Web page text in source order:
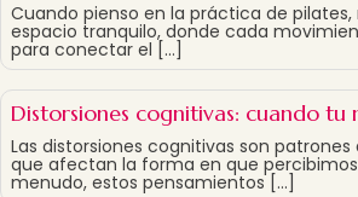
Cuando pienso en la práctica de
espacio tranquilo, donde cada
para conectar el […]
Distorsiones cognitivas: cuando tu
Las distorsiones cognitivas son
que afectan la forma en que percibimos
menudo, estos pensamientos […]